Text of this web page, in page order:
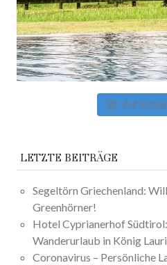
Auf
LETZTE BEITRÄGE
Segeltörn Griechenland:
Greenhörner!
Hotel Cyprianerhof
Wanderurlaub in König
Coronavirus – Persönliche